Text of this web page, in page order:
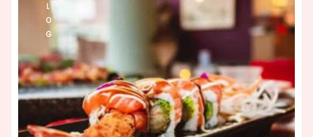
L
O
G